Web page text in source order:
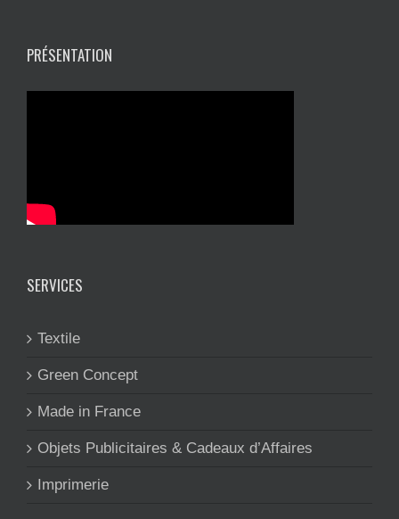
PRÉSENTATION
SERVICES
Textile
Green Concept
Made in France
Objets Publicitaires & Cadeaux d’Affaires
Imprimerie